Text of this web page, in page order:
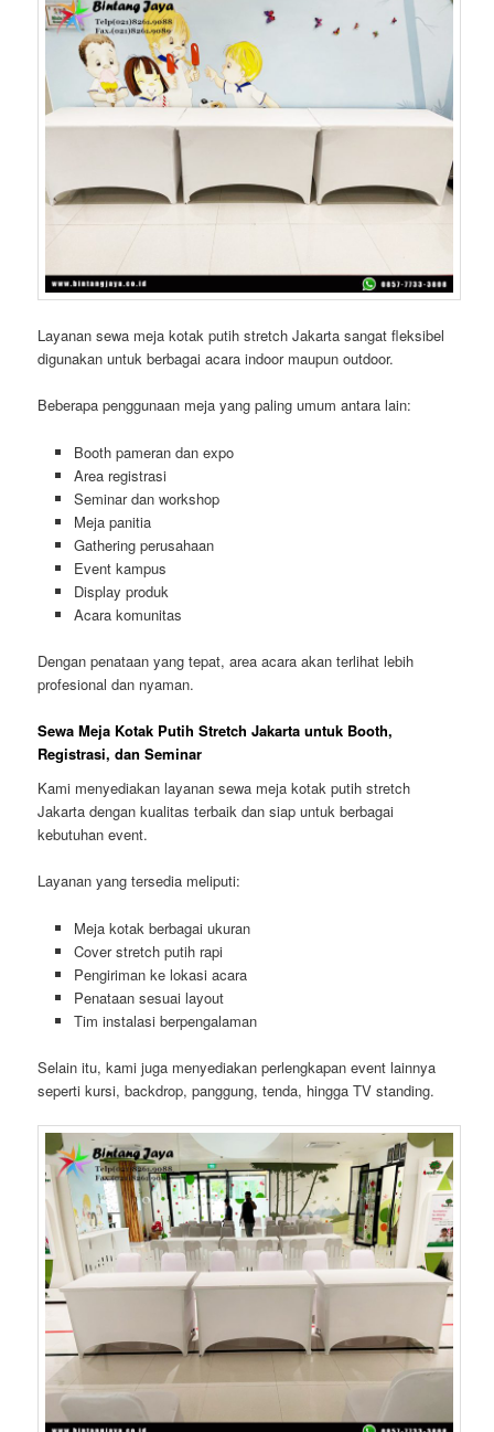
Layanan sewa meja kotak putih stretch Jakarta sangat fleksibel
digunakan untuk berbagai acara indoor maupun outdoor.
Beberapa penggunaan meja yang paling umum antara lain:
Booth pameran dan expo
Area registrasi
Seminar dan workshop
Meja panitia
Gathering perusahaan
Event kampus
Display produk
Acara komunitas
Dengan penataan yang tepat, area acara akan terlihat lebih
profesional dan nyaman.
Sewa Meja Kotak Putih Stretch Jakarta untuk Booth,
Registrasi, dan Seminar
Kami menyediakan layanan sewa meja kotak putih stretch
Jakarta dengan kualitas terbaik dan siap untuk berbagai
kebutuhan event.
Layanan yang tersedia meliputi:
Meja kotak berbagai ukuran
Cover stretch putih rapi
Pengiriman ke lokasi acara
Penataan sesuai layout
Tim instalasi berpengalaman
Selain itu, kami juga menyediakan perlengkapan event lainnya
seperti kursi, backdrop, panggung, tenda, hingga TV standing.